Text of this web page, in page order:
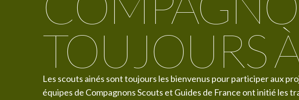
TOUJOURS
Les scouts ainés sont toujours les bienvenus pour participer aux
équipes de Compagnons Scouts et Guides de France ont initié les